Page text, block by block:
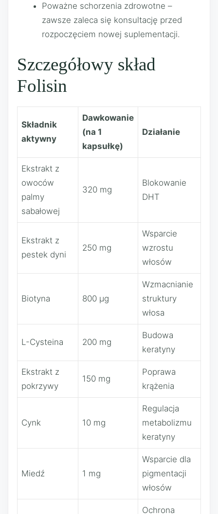
Poważne schorzenia zdrowotne –
zawsze zaleca się konsultację przed
rozpoczęciem nowej suplementacji.
Szczegółowy skład
Folisin
Składnik
aktywny
Dawkowanie
(na 1
kapsułkę)
Działanie
Ekstrakt z
owoców
palmy
sabałowej
320 mg
Blokowanie
DHT
Ekstrakt z
pestek dyni
250 mg
Wsparcie
wzrostu
włosów
Biotyna 800 µg
Wzmacnianie
struktury
włosa
L-Cysteina 200 mg
Budowa
keratyny
Ekstrakt z
pokrzywy
150 mg
Poprawa
krążenia
Cynk 10 mg
Regulacja
metabolizmu
keratyny
Miedź 1 mg
Wsparcie dla
pigmentacji
włosów
Ochrona